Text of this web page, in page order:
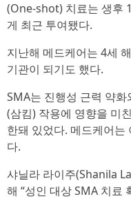
(One-shot) 치료는 생후
게 최근 투여됐다.
지난해 메드케어는 4세
기관이 되기도 했다.
SMA는 진행성 근력 약
(삼킴) 작용에 영향을 미
한돼 있었다. 메드케어는
다.
샤닐라 라이주(Shanila
해 “성인 대상 SMA 치료